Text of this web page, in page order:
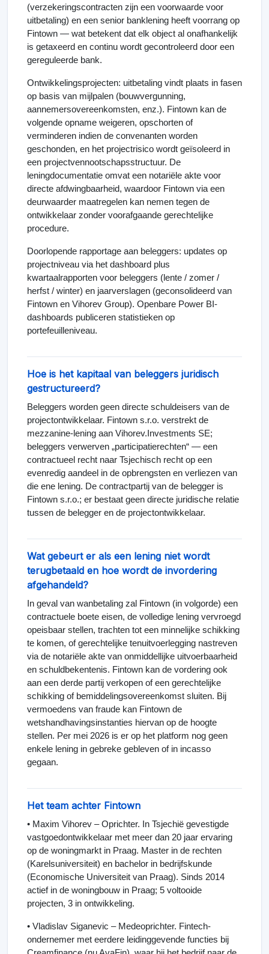
(verzekeringscontracten zijn een voorwaarde voor
uitbetaling) en een senior banklening heeft voorrang op
Fintown — wat betekent dat elk object al onafhankelijk
is getaxeerd en continu wordt gecontroleerd door een
gereguleerde bank.
Ontwikkelingsprojecten: uitbetaling vindt plaats in fasen
op basis van mijlpalen (bouwvergunning,
aannemersovereenkomsten, enz.). Fintown kan de
volgende opname weigeren, opschorten of
verminderen indien de convenanten worden
geschonden, en het projectrisico wordt geïsoleerd in
een projectvennootschapsstructuur. De
leningdocumentatie omvat een notariële akte voor
directe afdwingbaarheid, waardoor Fintown via een
deurwaarder maatregelen kan nemen tegen de
ontwikkelaar zonder voorafgaande gerechtelijke
procedure.
Doorlopende rapportage aan beleggers: updates op
projectniveau via het dashboard plus
kwartaalrapporten voor beleggers (lente / zomer /
herfst / winter) en jaarverslagen (geconsolideerd van
Fintown en Vihorev Group). Openbare Power BI-
dashboards publiceren statistieken op
portefeuilleniveau.
Hoe is het kapitaal van beleggers juridisch
gestructureerd?
Beleggers worden geen directe schuldeisers van de
projectontwikkelaar. Fintown s.r.o. verstrekt de
mezzanine-lening aan Vihorev.Investments SE;
beleggers verwerven „participatierechten“ — een
contractueel recht naar Tsjechisch recht op een
evenredig aandeel in de opbrengsten en verliezen van
die ene lening. De contractpartij van de belegger is
Fintown s.r.o.; er bestaat geen directe juridische relatie
tussen de belegger en de projectontwikkelaar.
Wat gebeurt er als een lening niet wordt
terugbetaald en hoe wordt de invordering
afgehandeld?
In geval van wanbetaling zal Fintown (in volgorde) een
contractuele boete eisen, de volledige lening vervroegd
opeisbaar stellen, trachten tot een minnelijke schikking
te komen, of gerechtelijke tenuitvoerlegging nastreven
via de notariële akte van onmiddellijke uitvoerbaarheid
en schuldbekentenis. Fintown kan de vordering ook
aan een derde partij verkopen of een gerechtelijke
schikking of bemiddelingsovereenkomst sluiten. Bij
vermoedens van fraude kan Fintown de
wetshandhavingsinstanties hiervan op de hoogte
stellen. Per mei 2026 is er op het platform nog geen
enkele lening in gebreke gebleven of in incasso
gegaan.
Het team achter Fintown
• Maxim Vihorev – Oprichter. In Tsjechië gevestigde
vastgoedontwikkelaar met meer dan 20 jaar ervaring
op de woningmarkt in Praag. Master in de rechten
(Karelsuniversiteit) en bachelor in bedrijfskunde
(Economische Universiteit van Praag). Sinds 2014
actief in de woningbouw in Praag; 5 voltooide
projecten, 3 in ontwikkeling.
• Vladislav Siganevic – Medeoprichter. Fintech-
ondernemer met eerdere leidinggevende functies bij